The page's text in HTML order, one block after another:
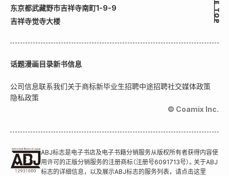
东京都武藏野市吉祥寺南町1-9-9
吉祥寺觉寺大楼
话题漫画目录新书信息
公司信息联系我们关于商标新毕业生招聘中途招聘社交媒体政策
隐私政策
© Coamix Inc.
ABJ标志是电子书店及电子书籍分销服务从版权所有者获得内容使
用许可的正版分销服务的注册商标（注册号6091713号）。关于ABJ
标志的详细信息，以及展示ABJ标志的服务列表，请点击这里